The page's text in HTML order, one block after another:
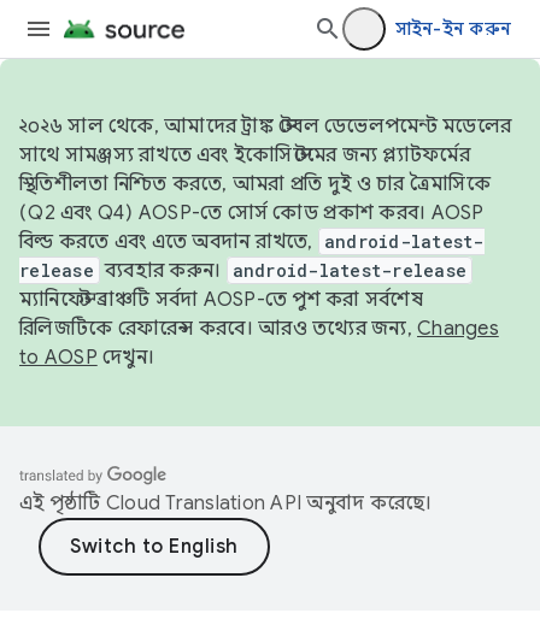
সাইন-ইন করুন
২০২৬ সাল থেকে, আমাদের ট্রাঙ্ক স্টেবল ডেভেলপমেন্ট মডেলের
সাথে সামঞ্জস্য রাখতে এবং ইকোসিস্টেমের জন্য প্ল্যাটফর্মের
স্থিতিশীলতা নিশ্চিত করতে, আমরা প্রতি দুই ও চার ত্রৈমাসিকে
(Q2 এবং Q4) AOSP-তে সোর্স কোড প্রকাশ করব। AOSP
বিল্ড করতে এবং এতে অবদান রাখতে,
android-latest-
release ব্যবহার করুন। android-latest-release
ম্যানিফেস্ট ব্রাঞ্চটি সর্বদা AOSP-তে পুশ করা সর্বশেষ
রিলিজটিকে রেফারেন্স করবে। আরও তথ্যের জন্য, Changes
to AOSP দেখুন।
এই পৃষ্ঠাটি Cloud Translation API অনুবাদ করেছে।